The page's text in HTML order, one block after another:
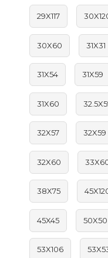
29X117
30X60 31X31
31X54 31X59
31X60
32X57 32X59
32X60
38X75
45X45 50X50
53X106